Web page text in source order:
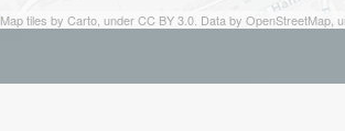
Map tiles by Carto, under CC BY 3.0. Data by OpenStreetMap,